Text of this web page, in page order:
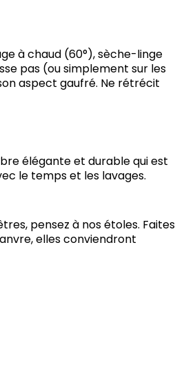
à chaud (60°), sèche-linge
pas (ou simplement sur les
aspect gaufré. Ne rétrécit
élégante et durable qui est
le temps et les lavages.
pensez à nos étoles. Faites
elles conviendront